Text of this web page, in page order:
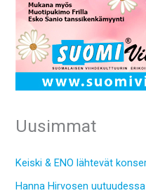
Uusimmat
Keiski & ENO lähtevät
Hanna Hirvosen